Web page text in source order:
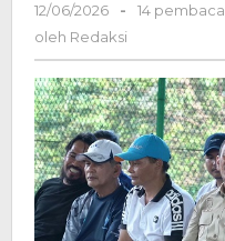
12/06/2026
oleh
Redaksi
-
14 pembaca
oleh Redaksi